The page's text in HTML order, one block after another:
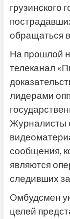
грузинского
обращаться
На прошлой
телеканал
лидерами
Журналисты
сообщения,
являются
следивших
Омбудсмен
целей